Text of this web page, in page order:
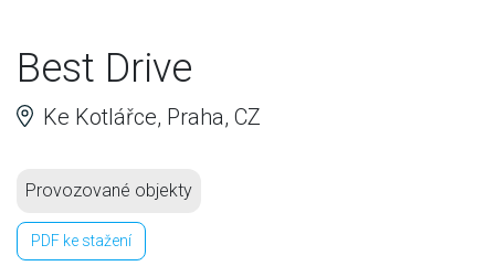
Best Drive
Ke Kotlářce, Praha, CZ
Provozované objekty
PDF ke stažení